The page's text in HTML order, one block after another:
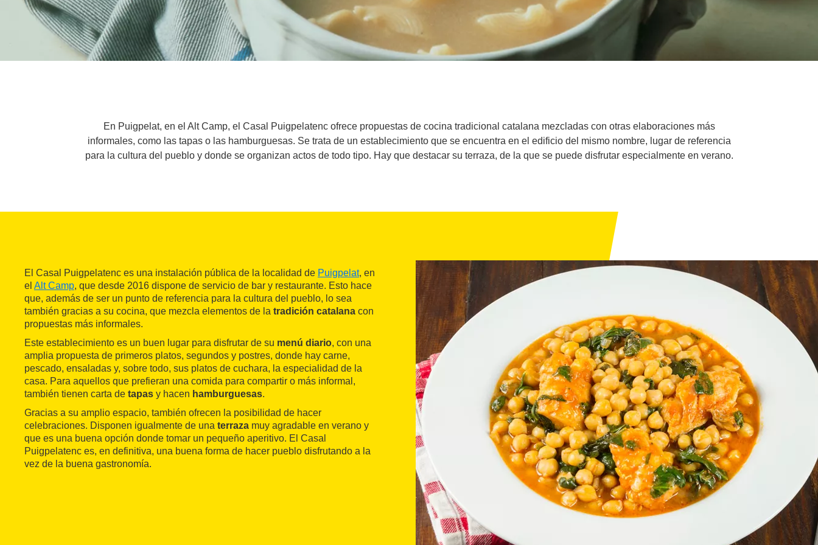
En Puigpelat, en el Alt Camp, el Casal Puigpelatenc ofrece propuestas de cocina tradicional catalana mezcladas con otras elaboraciones más
informales, como las tapas o las hamburguesas. Se trata de un establecimiento que se encuentra en el edificio del mismo nombre, lugar de referencia
para la cultura del pueblo y donde se organizan actos de todo tipo. Hay que destacar su terraza, de la que se puede disfrutar especialmente en verano.
El Casal Puigpelatenc es una instalación pública de la localidad de Puigpelat, en
el Alt Camp, que desde 2016 dispone de servicio de bar y restaurante. Esto hace
que, además de ser un punto de referencia para la cultura del pueblo, lo sea
también gracias a su cocina, que mezcla elementos de la tradición catalana con
propuestas más informales.
Este establecimiento es un buen lugar para disfrutar de su menú diario, con una
amplia propuesta de primeros platos, segundos y postres, donde hay carne,
pescado, ensaladas y, sobre todo, sus platos de cuchara, la especialidad de la
casa. Para aquellos que prefieran una comida para compartir o más informal,
también tienen carta de tapas y hacen hamburguesas.
Gracias a su amplio espacio, también ofrecen la posibilidad de hacer
celebraciones. Disponen igualmente de una terraza muy agradable en verano y
que es una buena opción donde tomar un pequeño aperitivo. El Casal
Puigpelatenc es, en definitiva, una buena forma de hacer pueblo disfrutando a la
vez de la buena gastronomía.